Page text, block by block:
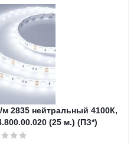
м 2835 нейтральный 4100К,
(25 м.) (ПЗ*)